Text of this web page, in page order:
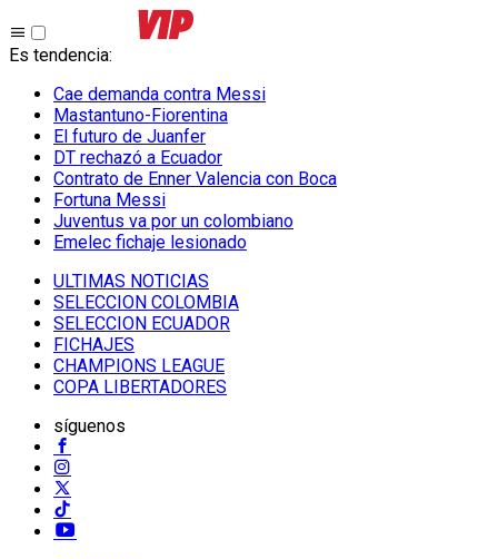
Es tendencia:
Cae demanda contra Messi
Mastantuno-Fiorentina
El futuro de Juanfer
DT rechazó a Ecuador
Contrato de Enner Valencia con Boca
Fortuna Messi
Juventus va por un colombiano
Emelec fichaje lesionado
ULTIMAS NOTICIAS
SELECCION COLOMBIA
SELECCION ECUADOR
FICHAJES
CHAMPIONS LEAGUE
COPA LIBERTADORES
síguenos